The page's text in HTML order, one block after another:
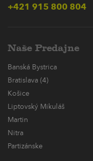
+421 915 800 804
Naše Predajne
Banská Bystrica
Bratislava (4)
Košice
Liptovský Mikuláš
Martin
Nitra
Partizánske